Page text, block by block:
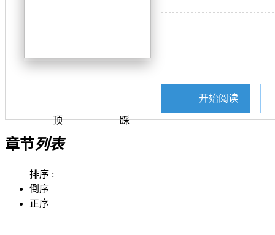
顶 踩
开始阅读
章节列表
排序 :
倒序|
正序